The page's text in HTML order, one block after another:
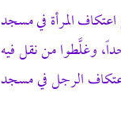
المرأة في مسجد
وغلَّطوا من نقل فيه
الرجل في مسجد